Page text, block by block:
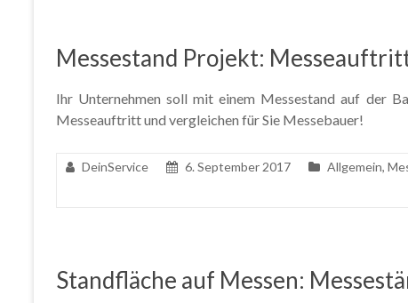
Messestand Projekt:
Ihr Unternehmen soll mit einem Messestand auf der
Messeauftritt und vergleichen für Sie Messebauer!
DeinService 6. September 2017 Allgemein,
Standfläche auf Messen: